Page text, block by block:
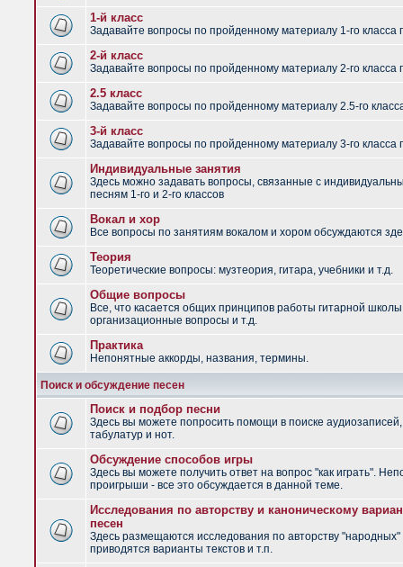
1-й класс
Задавайте вопросы по пройденному материалу 1-го класса
2-й класс
Задавайте вопросы по пройденному материалу 2-го класса
2.5 класс
Задавайте вопросы по пройденному материалу 2.5-го
3-й класс
Задавайте вопросы по пройденному материалу 3-го класса
Индивидуальные занятия
Здесь можно задавать вопросы, связанные с
песням 1-го и 2-го классов
Вокал и хор
Все вопросы по занятиям вокалом и хором обсуждаются
Теория
Теоретические вопросы: музтеория, гитара, учебники и т.д.
Общие вопросы
Все, что касается общих принципов работы гитарной
организационные вопросы и т.д.
Практика
Непонятные аккорды, названия, термины.
Поиск и обсуждение песен
Поиск и подбор песни
Здесь вы можете попросить помощи в поиске аудиозаписей,
табулатур и нот.
Обсуждение способов игры
Здесь вы можете получить ответ на вопрос "как играть".
проигрыши - все это обсуждается в данной теме.
Исследования по авторству и каноническому
песен
Здесь размещаются исследования по авторству "народных"
приводятся варианты текстов и т.п.